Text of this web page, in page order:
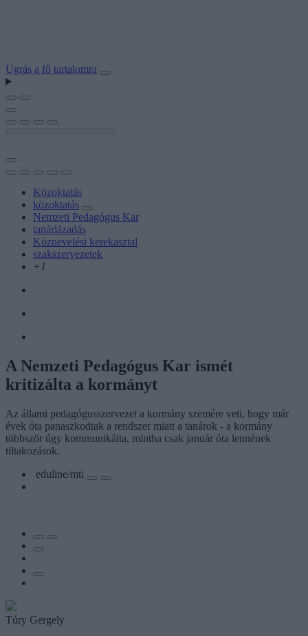
Ugrás a fő tartalomra
Közoktatás
közoktatás
Nemzeti Pedagógus Kar
tanárlázadás
Köznevelési kerekasztal
szakszervezetek
+1
A Nemzeti Pedagógus Kar ismét
kritizálta a kormányt
Az állami pedagógusszervezet a kormány szemére veti, hogy már
évek óta panaszkodtak a rendszer miatt a tanárok - a kormány
többször úgy kommunikálta, mintha csak január óta lennének
tiltakozások.
eduline/mti
Túry Gergely